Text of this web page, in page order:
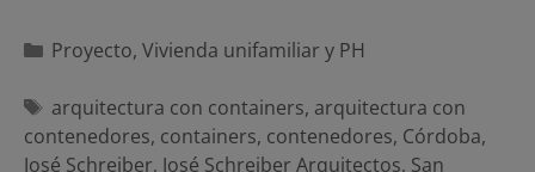
Categorías
Proyecto, Vivienda unifamiliar y PH
Etiquetas
arquitectura con containers, arquitectura con
contenedores, containers, contenedores, Córdoba,
José Schreiber, José Schreiber Arquitectos, San